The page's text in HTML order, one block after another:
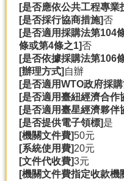
[是否應依公共工程專
[是否採行協商措施]否
[是否適用採購法第104
條或第4條之1]否
[是否依據採購法第106
[辦理方式] 自辦
[是否適用WTO政府採
[是否適用臺紐經濟合作
[是否適用臺星經濟夥伴
[是否提供電子領標]是
[機關文件費]50元
[系統使用費]20元
[文件代收費]3元
[機關文件費指定收款機